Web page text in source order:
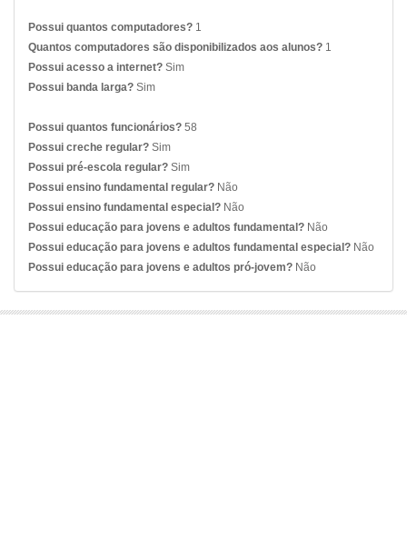
Possui quantos computadores? 1
Quantos computadores são disponibilizados aos alunos? 1
Possui acesso a internet? Sim
Possui banda larga? Sim
Possui quantos funcionários? 58
Possui creche regular? Sim
Possui pré-escola regular? Sim
Possui ensino fundamental regular? Não
Possui ensino fundamental especial? Não
Possui educação para jovens e adultos fundamental? Não
Possui educação para jovens e adultos fundamental especial? Não
Possui educação para jovens e adultos pró-jovem? Não